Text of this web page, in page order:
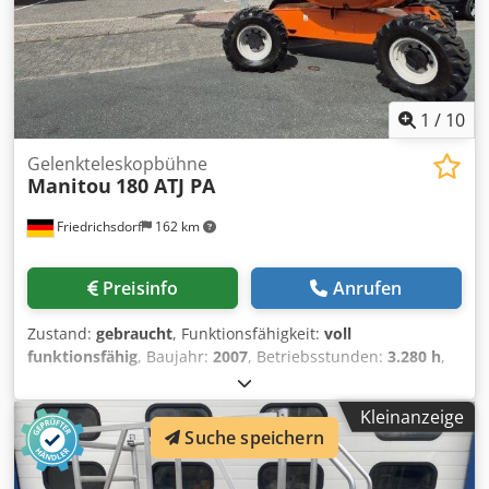
1 / 10
Friedrichsdorf 162 km
Gelenkteleskopbühne
Manitou 180 ATJ PA
Preisinfo Anrufen
Zustand: gebraucht, Funktionsfähigkeit: voll
funktionsfähig, Baujahr: 2007, Betriebsstunden: 3.280 h,
, Leergewicht:
mm, Kraftstofftyp:Diesel, Gesamtlänge:7.770 mm,
Antriebsart:Diesel , Reichweite der Arme: 10.600 mm ,
Baubreite:2.300 mm , Arbeitshöhe:17.650 mm,
Gelenkteleskopbühne Getriebe: Hydrostat Zustand
Kleinanzeige
Suche speichern